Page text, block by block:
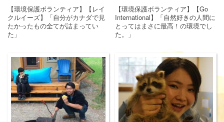
【環境保護ボランティア】【レイ
クルイーズ】「自分がカナダで見
たかったもの全てが詰まってい
た」
【環境保護ボランティア】【Go
International】「自然好きの人間に
とってはまさに最高！の環境でし
た。」